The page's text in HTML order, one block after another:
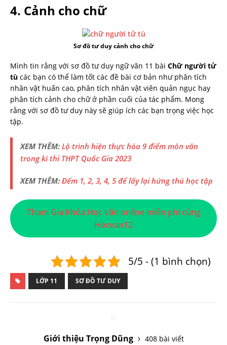
4. Cảnh cho chữ
Sơ đồ tư duy cảnh cho chữ
Mình tin rằng với sơ đồ tư duy ngữ văn 11 bài Chữ người tử
tù các bạn có thể làm tốt các đề bài cơ bản như phân tích
nhân vật huấn cao, phân tích nhân vật viên quản ngục hay
phân tích cảnh cho chữ ở phần cuối của tác phẩm. Mong
rằng với sơ đồ tư duy này sẽ giúp ích các bạn trọng việc học
tập.
XEM THÊM: Lộ trình hiện thực hóa 9 điểm môn văn
trong kì thi THPT Quốc Gia 2023
XEM THÊM: Đếm 1, 2, 3, 4, 5 để lấy lại hứng thú học tập
Tham Gia Khóa Học văn online miễn phí cùng
Hocvan12
5/5 - (1 bình chọn)
LỚP 11 SƠ ĐỒ TƯ DUY
Giới thiệu Trọng Dũng 408 bài viết